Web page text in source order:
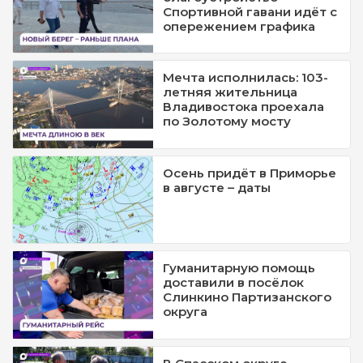
Спортивной гавани идёт с
опережением графика
Мечта исполнилась: 103-
летняя жительница
Владивостока проехала
по Золотому мосту
Осень придёт в Приморье
в августе – даты
Гуманитарную помощь
доставили в посёлок
Слинкино Партизанского
округа